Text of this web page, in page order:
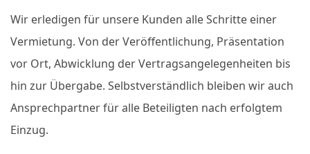
Wir erledigen für unsere Kunden alle Schritte einer
Vermietung. Von der Veröffentlichung, Präsentation
vor Ort, Abwicklung der Vertragsangelegenheiten bis
hin zur Übergabe. Selbstverständlich bleiben wir auch
Ansprechpartner für alle Beteiligten nach erfolgtem
Einzug.